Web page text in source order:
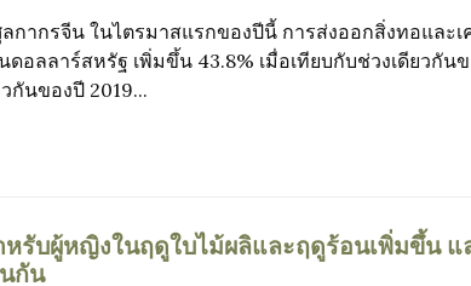
ากรจีน ในไตรมาสแรกของปีนี้ การส่งออกสิ่งทอและเ
อลลาร์สหรัฐ เพิ่มขึ้น 43.8% เมื่อเทียบกับช่วงเดียวกัน
กันของปี 2019...
รับผู้หญิงในฤดูใบไม้ผลิและฤดูร้อนเพิ่มขึ้น แ
กัน